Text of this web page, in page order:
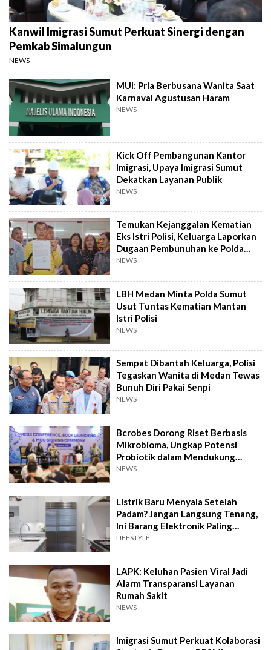
Kanwil Imigrasi Sumut Perkuat Sinergi dengan
Pemkab Simalungun
NEWS
MUI: Pria Berbusana Wanita Saat
Karnaval Agustusan Haram
NEWS
Kick Off Pembangunan Kantor
Imigrasi, Upaya Imigrasi Sumut
Dekatkan Layanan Publik
NEWS
Temukan Kejanggalan Kematian
Eks Istri Polisi, Keluarga Laporkan
Dugaan Pembunuhan ke Polda
Sumut
NEWS
LBH Medan Minta Polda Sumut
Usut Tuntas Kematian Mantan
Istri Polisi
NEWS
Sempat Dibantah Keluarga, Polisi
Tegaskan Wanita di Medan Tewas
Bunuh Diri Pakai Senpi
NEWS
Bcrobes Dorong Riset Berbasis
Mikrobioma, Ungkap Potensi
Probiotik dalam Mendukung
Terapi Jerawat
NEWS
Listrik Baru Menyala Setelah
Padam? Jangan Langsung Tenang,
Ini Barang Elektronik Paling
Rawan Rusak
LIFESTYLE
LAPK: Keluhan Pasien Viral Jadi
Alarm Transparansi Layanan
Rumah Sakit
NEWS
Imigrasi Sumut Perkuat Kolaborasi